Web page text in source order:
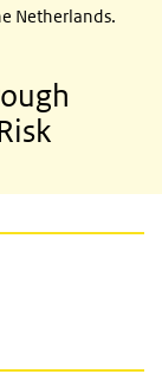
Netherlands.